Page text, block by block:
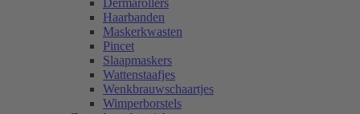
Dermarollers
Haarbanden
Maskerkwasten
Pincet
Slaapmaskers
Wattenstaafjes
Wenkbrauwschaartjes
Wimperborstels